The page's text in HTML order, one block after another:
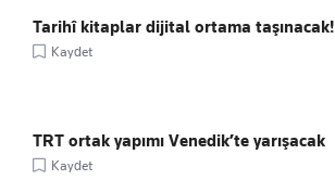
Tarihî kitaplar dijital ortama taşınacak!
Kaydet
TRT ortak yapımı Venedik’te yarışacak
Kaydet